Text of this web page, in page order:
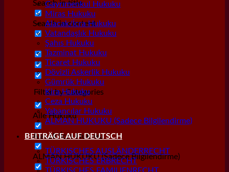
Search in title
Search in content
Filter by Categories
Aile Hukuku
Alacak/İcra Hukuku
ALMAN HUKUKU (Sadece Bilgilendirme)
Gayrımenkul Hukuku
Miras Hukuku
Alacak/İcra Hukuku
Vatandaşlık Hukuku
Şahıs Hukuku
Tazminat Hukuku
Ticaret Hukuku
Dövizli Askerlik Hukuku
Gümrük Hukuku
Kira Hukuku
Ceza Hukuku
Yabancılar Hukuku
ALMAN HUKUKU (Sadece Bilgilendirme)
BEITRÄGE AUF DEUTSCH
TÜRKISCHES AUSLÄNDERRECHT
TÜRKISCHES ERBRECHT